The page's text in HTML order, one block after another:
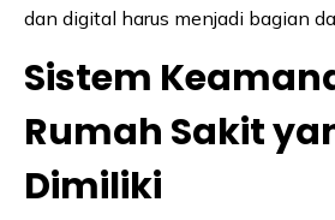
dan digital harus menjadi bagian
Sistem
Rumah Sakit
Dimiliki